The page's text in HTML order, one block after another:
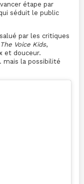
étape par
séduit le public
par les critiques
The Voice Kids,
et douceur.
mais la possibilité